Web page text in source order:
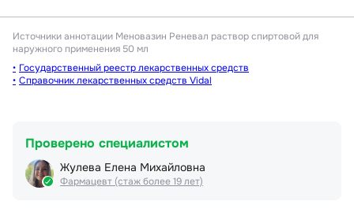
Источники аннотации Меновазин Реневал раствор спиртовой для
наружного применения 50 мл
Государственный реестр лекарственных средств
Справочник лекарственных средств Vidal
Проверено специалистом
Жулева Елена Михайловна
Фармацевт (стаж более 19 лет)